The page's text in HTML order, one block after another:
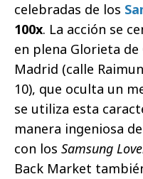
celebradas de los
100x. La acción se
en plena Glorieta
Madrid (calle
10), que oculta un
se utiliza esta
manera ingeniosa
con los Samsung
Back Market